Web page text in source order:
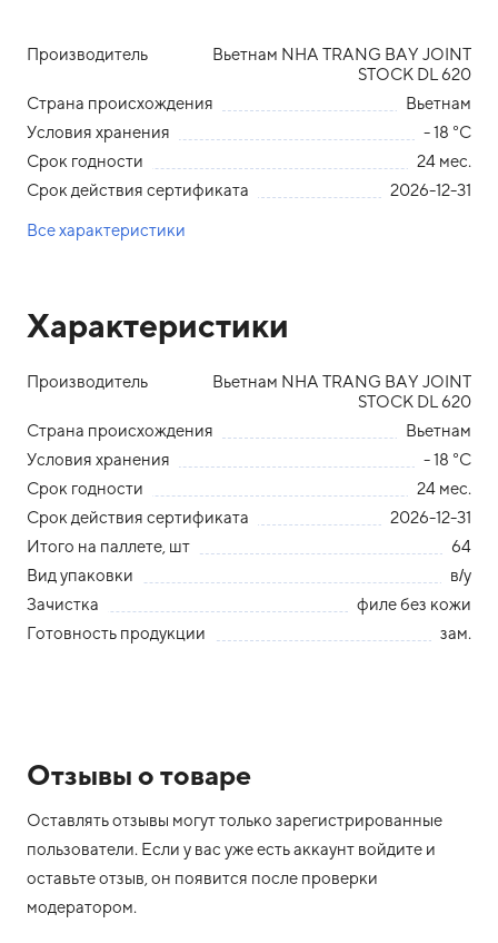
Производитель
Вьетнам NHA TRANG BAY JOINT
STOCK DL 620
Страна происхождения
Вьетнам
Условия хранения
- 18 °С
Срок годности
24 мес.
Срок действия сертификата
2026-12-31
Все характеристики
Характеристики
Производитель
Вьетнам NHA TRANG BAY JOINT
STOCK DL 620
Страна происхождения
Вьетнам
Условия хранения
- 18 °С
Срок годности
24 мес.
Срок действия сертификата
2026-12-31
Итого на паллете, шт
64
Вид упаковки
в/у
Зачистка
филе без кожи
Готовность продукции
зам.
Отзывы о товаре
Оставлять отзывы могут только зарегистрированные
пользователи. Если у вас уже есть аккаунт войдите и
оставьте отзыв, он появится после проверки
модератором.